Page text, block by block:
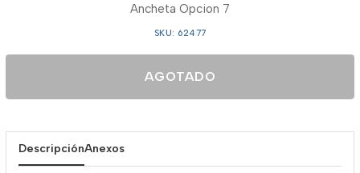
Ancheta Opcion 7
SKU: 62477
AGOTADO
DescripciónAnexos